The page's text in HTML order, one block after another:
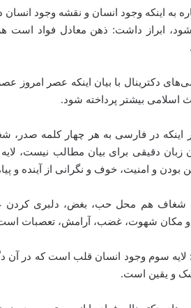
به اینکه وجود انسان و نقشه وجود
ابراز داشت: ذهن معادل فواد است
دکترینال با بیان اینکه عصر
اسلامی بیشتر پرداخته شود.
اینکه در فارسی به هر چهار کلمه
زبان دقیقی برای بیان مطالب نیست،
بودن و امنیت، خوف و نگرانی از آینده و
شغاف هم محل حب، بغض، دلبری
و مکان شهوت، غضب، آرامش، تعصبات
سوم وجود انسان قلب است که در آن
و یقین است.